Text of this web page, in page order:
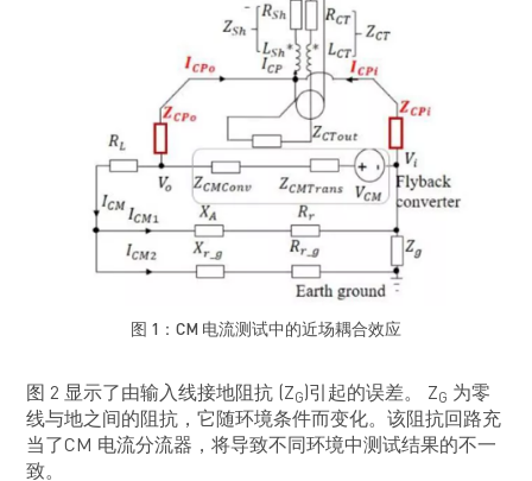
图 1：CM 电流测试中的近场耦合效应
图 2 显示了由输入线接地阻抗 (ZG)引起的误差。 ZG 为零
线与地之间的阻抗，它随环境条件而变化。该阻抗回路充
当了CM 电流分流器，将导致不同环境中测试结果的不一
致。